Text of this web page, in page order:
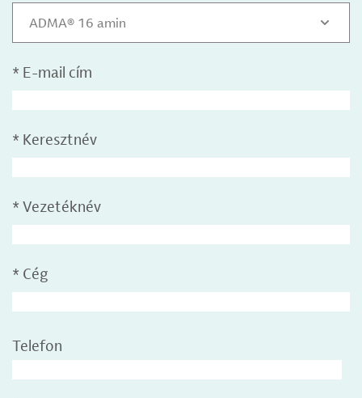
ADMA® 16 amin
* E-mail cím
* Keresztnév
* Vezetéknév
* Cég
Telefon